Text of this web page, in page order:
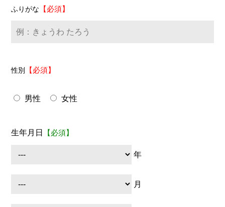
ふりがな 【必須】
性別 【必須】
男性 女性
生年月日 【必須】
年
月